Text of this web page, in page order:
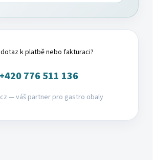
k platbě nebo fakturaci?
+420 776 511 136
— váš partner pro gastro obaly